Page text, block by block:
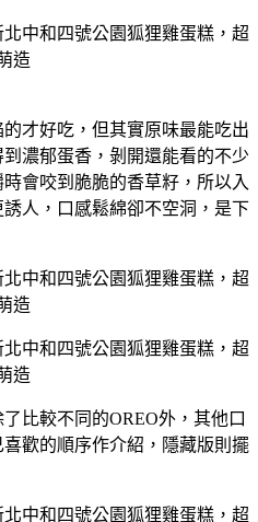
才好吃，但其實原味最能吃出
濃郁蛋香，剝開還能看的不少
時會咬到脆脆的香草籽，所以入
人， 口感鬆綿卻不空洞，是下
比較不同的OREO外，其他口
歡的順序作介紹，隱藏版則擺